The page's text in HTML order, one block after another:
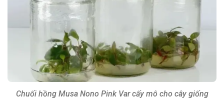
Chuối hồng Musa Nono Pink Var cấy mô cho cây giống